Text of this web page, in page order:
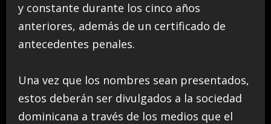
y constante durante los cinco años
anteriores, además de un certificado de
antecedentes penales.
Una vez que los nombres sean presentados,
estos deberán ser divulgados a la sociedad
dominicana a través de los medios que el